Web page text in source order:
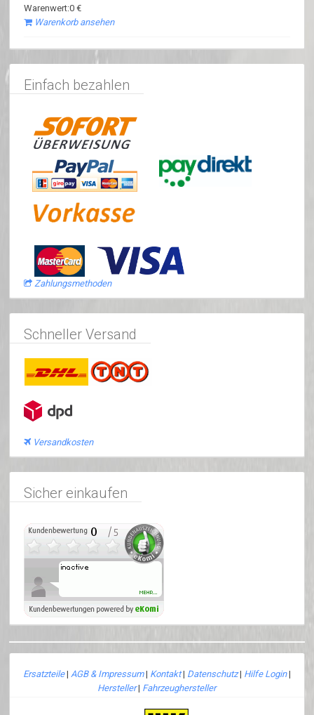
Warenwert:0 €
Warenkorb ansehen
Einfach bezahlen
Zahlungsmethoden
Schneller Versand
Versandkosten
Sicher einkaufen
Ersatzteile| AGB & Impressum| Kontakt| Datenschutz| Hilfe Login|
Hersteller| Fahrzeughersteller